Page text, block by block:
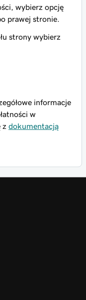
wybierz opcję
prawej stronie.
strony wybierz
informacje
w
z dokumentacją